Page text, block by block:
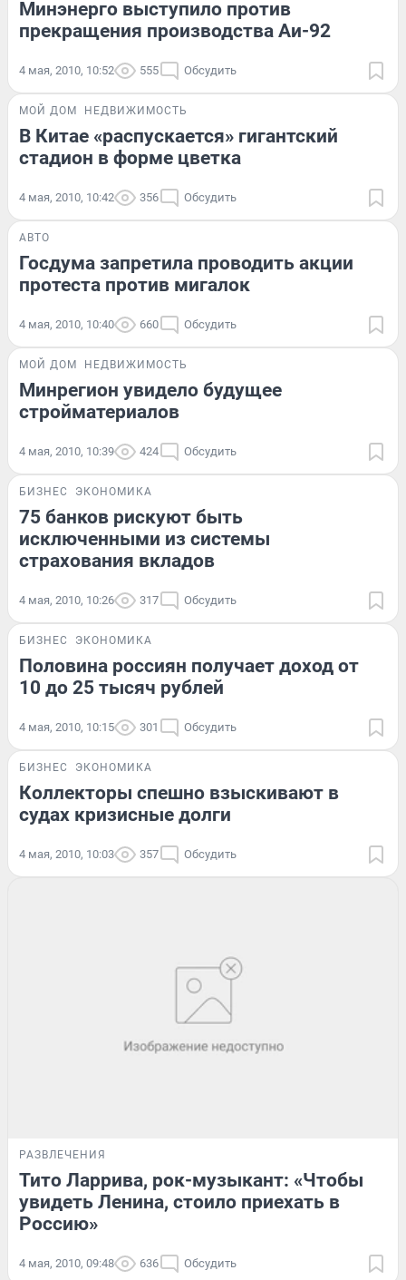
Минэнерго выступило против
прекращения производства Аи-92
4 мая, 2010, 10:52 555 Обсудить
МОЙ ДОМ НЕДВИЖИМОСТЬ
В Китае «распускается» гигантский
стадион в форме цветка
4 мая, 2010, 10:42 356 Обсудить
АВТО
Госдума запретила проводить акции
протеста против мигалок
4 мая, 2010, 10:40 660 Обсудить
МОЙ ДОМ НЕДВИЖИМОСТЬ
Минрегион увидело будущее
стройматериалов
4 мая, 2010, 10:39 424 Обсудить
БИЗНЕС ЭКОНОМИКА
75 банков рискуют быть
исключенными из системы
страхования вкладов
4 мая, 2010, 10:26 317 Обсудить
БИЗНЕС ЭКОНОМИКА
Половина россиян получает доход от
10 до 25 тысяч рублей
4 мая, 2010, 10:15 301 Обсудить
БИЗНЕС ЭКОНОМИКА
Коллекторы спешно взыскивают в
судах кризисные долги
4 мая, 2010, 10:03 357 Обсудить
РАЗВЛЕЧЕНИЯ
Тито Ларрива, рок-музыкант: «Чтобы
увидеть Ленина, стоило приехать в
Россию»
4 мая, 2010, 09:48 636 Обсудить